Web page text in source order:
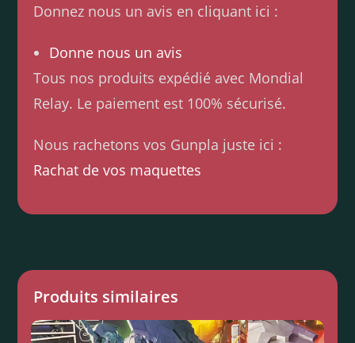
Donnez nous un avis en cliquant ici :
Donne nous un avis
Tous nos produits expédié avec Mondial
Relay. Le paiement est 100% sécurisé.
Nous rachetons vos Gunpla juste ici :
Rachat de vos maquettes
Produits similaires